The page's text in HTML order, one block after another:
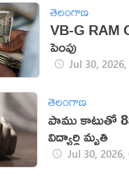
తెలంగాణ
VB-G RAM
పెంపు
Jul 30,
తెలంగాణ
పాము కాటుతో
విద్యార్థి మృతి
Jul 30, 2026,